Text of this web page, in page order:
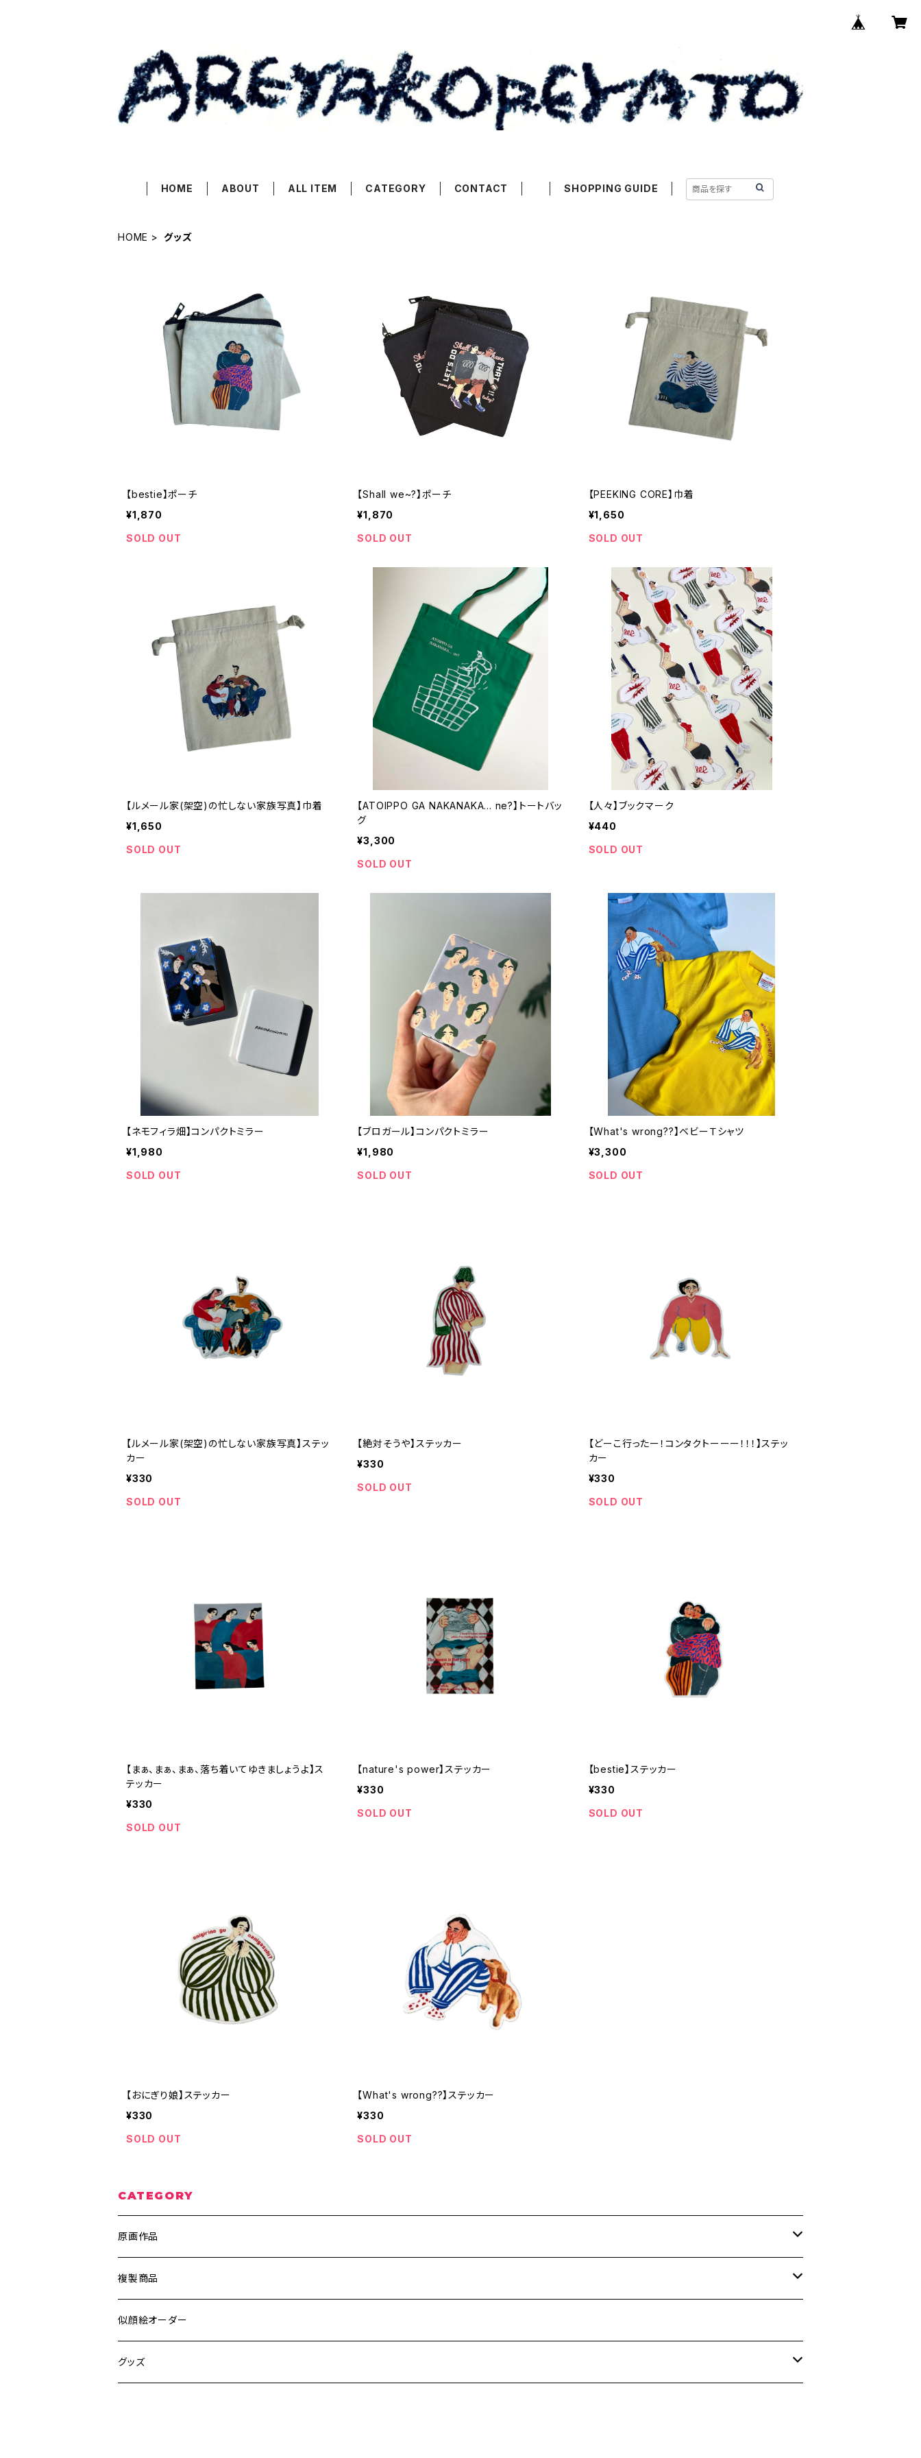
HOME ABOUT ALL ITEM CATEGORY CONTACT SHOPPING GUIDE
HOME グッズ
【bestie】ポーチ
¥1,870
SOLD OUT
【Shall we~?】ポーチ
¥1,870
SOLD OUT
【PEEKING CORE】巾着
¥1,650
SOLD OUT
【ルメール家(架空)の忙しない家族写真】巾着
¥1,650
SOLD OUT
【ATOIPPO GA NAKANAKA... ne?】トートバッ
グ
¥3,300
SOLD OUT
【人々】ブックマーク
¥440
SOLD OUT
【ネモフィラ畑】コンパクトミラー
¥1,980
SOLD OUT
【ブロガール】コンパクトミラー
¥1,980
SOLD OUT
【What's wrong??】ベビーＴシャツ
¥3,300
SOLD OUT
【ルメール家(架空)の忙しない家族写真】ステッ
カー
¥330
SOLD OUT
【絶対そうや】ステッカー
¥330
SOLD OUT
【どーこ行ったー！コンタクトーーー！！！】ステッ
カー
¥330
SOLD OUT
【まぁ、まぁ、まぁ、落ち着いてゆきましょうよ】ス
テッカー
¥330
SOLD OUT
【nature's power】ステッカー
¥330
SOLD OUT
【bestie】ステッカー
¥330
SOLD OUT
【おにぎり娘】ステッカー
¥330
SOLD OUT
【What's wrong??】ステッカー
¥330
SOLD OUT
CATEGORY
原画作品
ポスター、ポストカード
ウッドペイント
キャンバス
複製商品
A4サイズ
ポストカードサイズ
似顔絵オーダー
グッズ